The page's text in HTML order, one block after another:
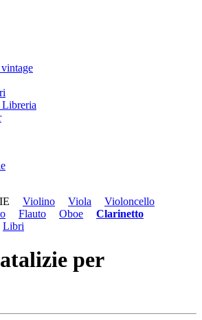
Violino Viola
Violoncello
Flauto Oboe
Clarinetto
Libri
per